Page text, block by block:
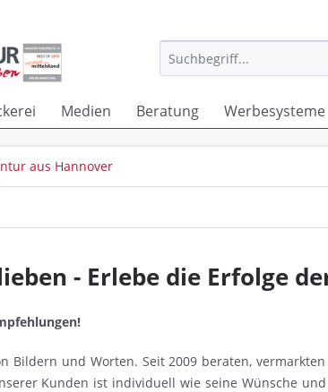
Medien Beratung Werbesysteme
aus Hannover
- Erlebe die Erfolge
Bildern und Worten. Seit 2009 beraten,
Kunden ist individuell wie seine Wünsche